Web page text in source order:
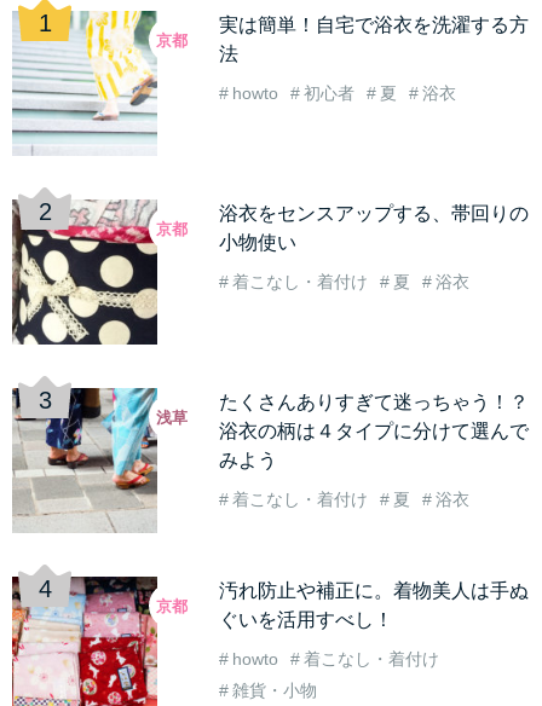
実は簡単！自宅で浴衣を洗濯する方
法
howto 初心者 夏 浴衣
京都
浴衣をセンスアップする、帯回りの
小物使い
着こなし・着付け 夏 浴衣
京都
たくさんありすぎて迷っちゃう！？
浴衣の柄は４タイプに分けて選んで
みよう
着こなし・着付け 夏 浴衣
浅草
汚れ防止や補正に。着物美人は手ぬ
ぐいを活用すべし！
howto
着こなし・着付け
雑貨・小物
京都